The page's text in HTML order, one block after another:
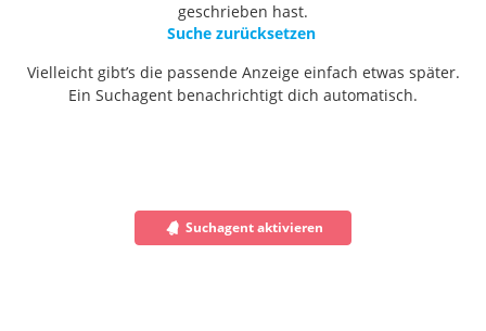
geschrieben hast.
Suche zurücksetzen
Vielleicht gibt’s die passende Anzeige einfach etwas später.
Ein Suchagent benachrichtigt dich automatisch.
Suchagent aktivieren